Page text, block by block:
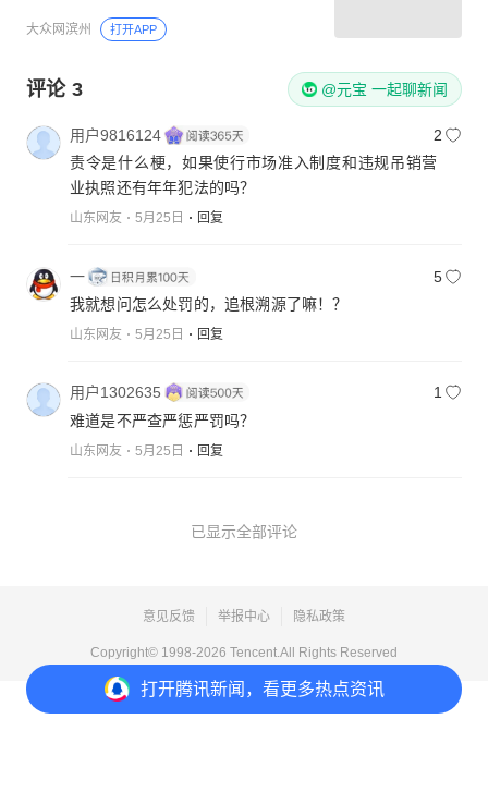
打开腾讯新闻，看更多热点资讯
大众网滨州 打开APP
评论 3 @元宝 一起聊新闻
用户9816124
2
责令是什么梗，如果使行市场准入制度和违规吊销营
业执照还有年年犯法的吗？
山东网友 5月25日 回复
一
5
我就想问怎么处罚的，追根溯源了嘛！？
山东网友 5月25日 回复
用户1302635
1
难道是不严查严惩严罚吗？
山东网友 5月25日 回复
已显示全部评论
意见反馈 举报中心 隐私政策
Copyright© 1998-2026 Tencent.All Rights Reserved